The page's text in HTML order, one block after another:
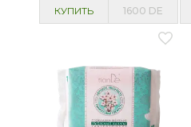
КУПИТЬ 1600 DE